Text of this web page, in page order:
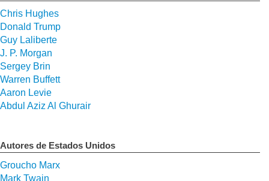
Chris Hughes
Donald Trump
Guy Laliberte
J. P. Morgan
Sergey Brin
Warren Buffett
Aaron Levie
Abdul Aziz Al Ghurair
Autores de Estados Unidos
Groucho Marx
Mark Twain